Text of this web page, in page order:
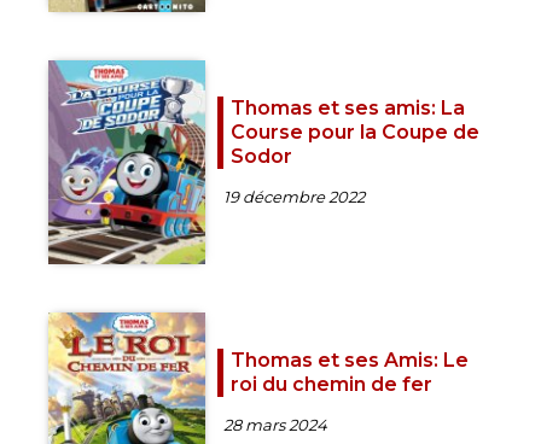
Thomas et ses amis: La
Course pour la Coupe de
Sodor
19 décembre 2022
Thomas et ses Amis: Le
roi du chemin de fer
28 mars 2024